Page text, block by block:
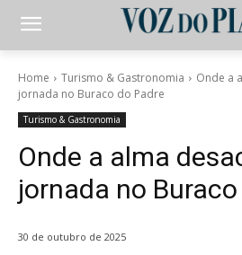
Home Turismo & Gastronomia
Onde a
jornada no Buraco do Padre
Turismo & Gastronomia
Onde a alma
jornada no
30 de outubro de 2025